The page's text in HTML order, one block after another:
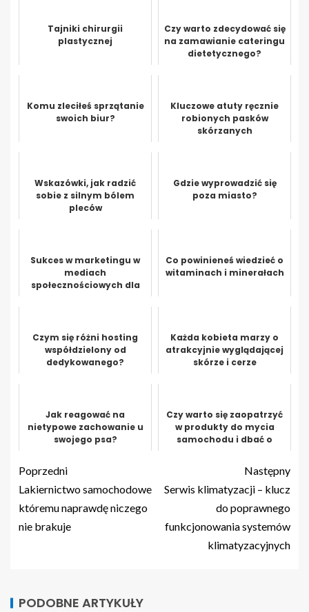
Tajniki chirurgii
plastycznej
Czy warto zdecydować się
na zamawianie cateringu
dietetycznego?
Komu zleciłeś sprzątanie
swoich biur?
Kluczowe atuty ręcznie
robionych pasków
skórzanych
Wskazówki, jak radzić
sobie z silnym bólem
pleców
Gdzie wyprowadzić się
poza miasto?
Sukces w marketingu w
mediach
społecznościowych dla
Co powinieneś wiedzieć o
witaminach i minerałach
Czym się różni hosting
współdzielony od
dedykowanego?
Każda kobieta marzy o
atrakcyjnie wyglądającej
skórze i cerze
Jak reagować na
nietypowe zachowanie u
swojego psa?
Czy warto się zaopatrzyć
w produkty do mycia
samochodu i dbać o
Poprzedni
Lakiernictwo samochodowe
któremu naprawdę niczego
nie brakuje
Następny
Serwis klimatyzacji – klucz
do poprawnego
funkcjonowania systemów
klimatyzacyjnych
PODOBNE ARTYKUŁY